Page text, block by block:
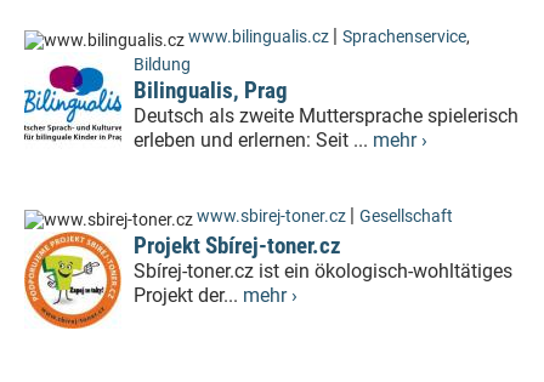
www.bilingualis.cz | Sprachenservice,
Bildung
Bilingualis, Prag
Deutsch als zweite Muttersprache spielerisch
erleben und erlernen: Seit ... mehr ›
www.sbirej-toner.cz | Gesellschaft
Projekt Sbírej-toner.cz
Sbírej-toner.cz ist ein ökologisch-wohltätiges
Projekt der... mehr ›